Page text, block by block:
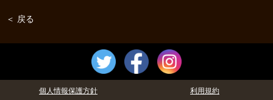
＜ 戻る
個人情報保護方針 利用規約